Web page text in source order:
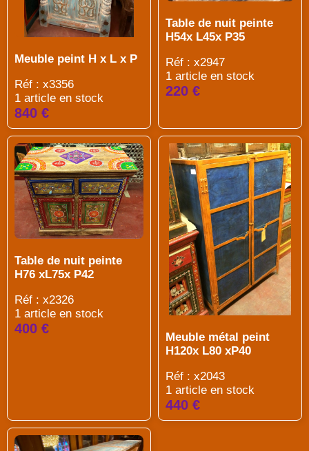
Meuble peint H x L x P
Réf : x3356
1 article en stock
840 €
Table de nuit peinte
H54x L45x P35
Réf : x2947
1 article en stock
220 €
Table de nuit peinte
H76 xL75x P42
Réf : x2326
1 article en stock
400 €
Meuble métal peint
H120x L80 xP40
Réf : x2043
1 article en stock
440 €